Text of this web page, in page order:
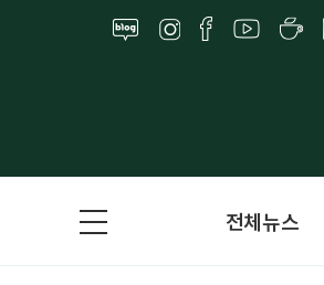
전체뉴스